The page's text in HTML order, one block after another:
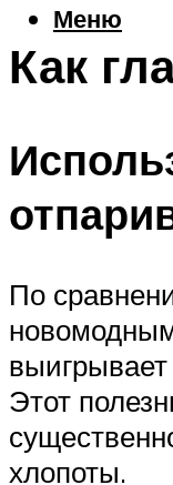
Меню
Как
По
Этот
хлопоты.